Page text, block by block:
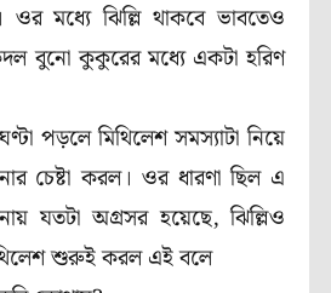
মধ্যে ঝিল্লি থাকবে ভাবতেও
বুনো কুকুরের মধ্যে একটা হরিণ
পড়লে মিথিলেশ সমস্যাটা নিয়ে
চেষ্টা করল। ওর ধারণা ছিল এ
যতটা অগ্রসর হয়েছে, ঝিল্লিও
শুরুই করল এই বলে